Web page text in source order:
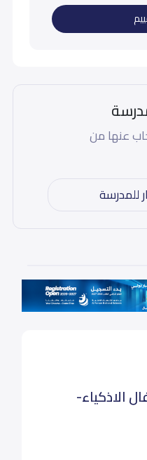
عنها من
للمدرسة
الاذكياء-